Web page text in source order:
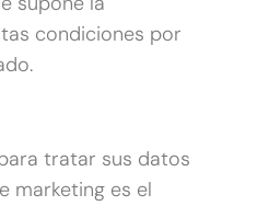
condiciones por
tratar sus datos
marketing es el